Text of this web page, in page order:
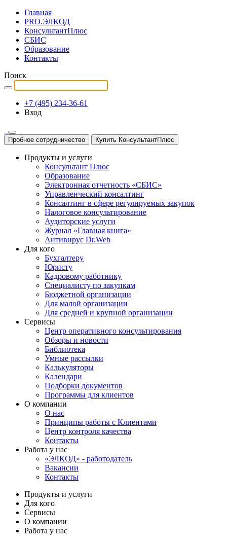
Главная
PRO.ЭЛКОД
КонсультантПлюс
СБИС
Образование
Контакты
Поиск
+7 (495) 234-36-61
Вход
Пробное сотрудничество Купить КонсультантПлюс
Продукты и услуги
Консультант Плюс
Образование
Электронная отчетность «СБИС»
Управленческий консалтинг
Консалтинг в сфере регулируемых закупок
Налоговое консультирование
Аудиторские услуги
Журнал «Главная книга»
Антивирус Dr.Web
Для кого
Бухгалтеру
Юристу
Кадровому работнику
Специалисту по закупкам
Бюджетной организации
Для малой организации
Для средней и крупной организации
Сервисы
Центр оперативного консультирования
Обзоры и новости
Библиотека
Умные рассылки
Калькуляторы
Календари
Подборки документов
Программы для клиентов
О компании
О нас
Принципы работы с Клиентами
Центр контроля качества
Контакты
Работа у нас
«ЭЛКОД» - работодатель
Вакансии
Контакты
Продукты и услуги
Для кого
Сервисы
О компании
Работа у нас